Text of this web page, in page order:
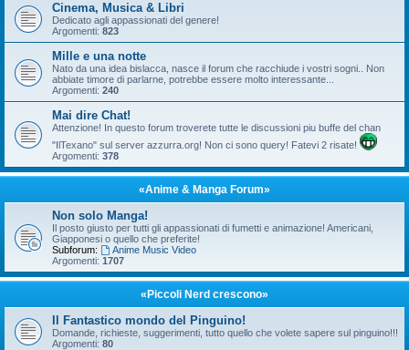
Cinema, Musica & Libri
Dedicato agli appassionati del genere!
Argomenti: 823
Mille e una notte
Nato da una idea bislacca, nasce il forum che racchiude i vostri sogni.. Non
abbiate timore di parlarne, potrebbe essere molto interessante...
Argomenti: 240
Mai dire Chat!
Attenzione! In questo forum troverete tutte le discussioni piu buffe del chan
"IlTexano" sul server azzurra.org! Non ci sono query! Fatevi 2 risate!
Argomenti: 378
«Anime & Manga Forum»
Non solo Manga!
Il posto giusto per tutti gli appassionati di fumetti e animazione! Americani,
Giapponesi o quello che preferite!
Subforum:
Anime Music Video
Argomenti: 1707
«Piccoli Nerd crescono»
Il Fantastico mondo del Pinguino!
Domande, richieste, suggerimenti, tutto quello che volete sapere sul pinguino!!!
Argomenti: 80